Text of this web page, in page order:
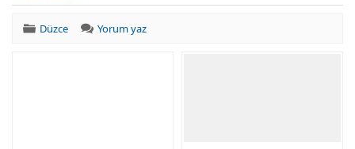
Düzce Yorum yaz